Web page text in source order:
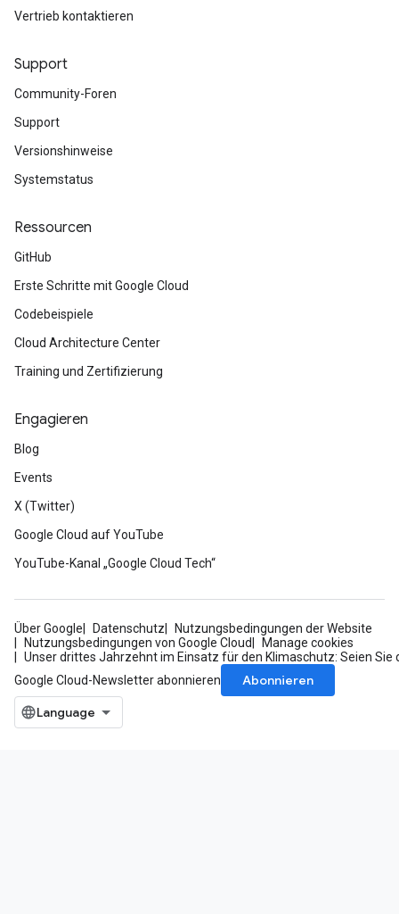
Vertrieb kontaktieren
Support
Community-Foren
Support
Versionshinweise
Systemstatus
Ressourcen
GitHub
Erste Schritte mit Google Cloud
Codebeispiele
Cloud Architecture Center
Training und Zertifizierung
Engagieren
Blog
Events
X (Twitter)
Google Cloud auf YouTube
YouTube-Kanal „Google Cloud Tech“
Über Google Datenschutz
Nutzungsbedingungen der Website
Nutzungsbedingungen von Google Cloud
Manage cookies
Unser drittes Jahrzehnt im Einsatz für den Klimaschutz: Seien Sie
Google Cloud-Newsletter abonnieren
Abonnieren